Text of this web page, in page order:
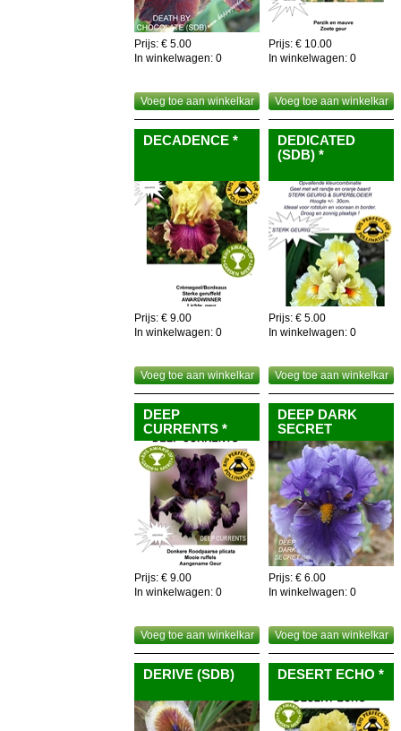
Prijs: € 5.00
In winkelwagen: 0
Voeg toe aan winkelkar
Prijs: € 10.00
In winkelwagen: 0
Voeg toe aan winkelkar
DECADENCE *
Prijs: € 9.00
In winkelwagen: 0
Voeg toe aan winkelkar
DEDICATED
(SDB) *
Prijs: € 5.00
In winkelwagen: 0
Voeg toe aan winkelkar
DEEP
CURRENTS *
Prijs: € 9.00
In winkelwagen: 0
Voeg toe aan winkelkar
DEEP DARK
SECRET
Prijs: € 6.00
In winkelwagen: 0
Voeg toe aan winkelkar
DERIVE (SDB) DESERT ECHO *